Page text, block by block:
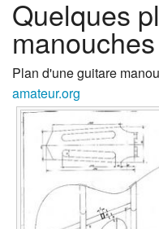
Quelques
manouches
Plan d'une guitare
amateur.org